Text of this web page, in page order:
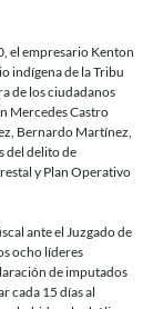
el empresario Kenton
indígena de la Tribu
de los ciudadanos
Mercedes Castro
Bernardo Martínez,
del delito de
y Plan Operativo
ante el Juzgado de
ocho líderes
de imputados
cada 15 días al